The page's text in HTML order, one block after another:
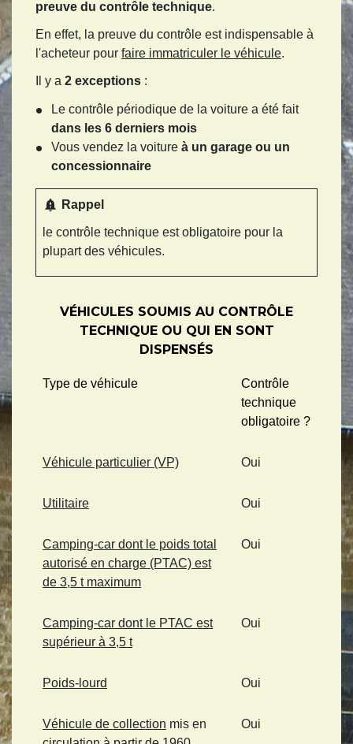
preuve du contrôle technique.
En effet, la preuve du contrôle est indispensable à
l'acheteur pour faire immatriculer le véhicule.
Il y a 2 exceptions :
Le contrôle périodique de la voiture a été fait
dans les 6 derniers mois
Vous vendez la voiture à un garage ou un
concessionnaire
notification_important Rappel
le contrôle technique est obligatoire pour la
plupart des véhicules.
VÉHICULES SOUMIS AU CONTRÔLE
TECHNIQUE OU QUI EN SONT
DISPENSÉS
Type de véhicule
Contrôle
technique
obligatoire ?
Véhicule particulier (VP) Oui
Utilitaire Oui
Camping-car dont le poids total
autorisé en charge (PTAC) est
de 3,5 t maximum
Oui
Camping-car dont le PTAC est
supérieur à 3,5 t
Oui
Poids-lourd Oui
Véhicule de collection mis en
Oui